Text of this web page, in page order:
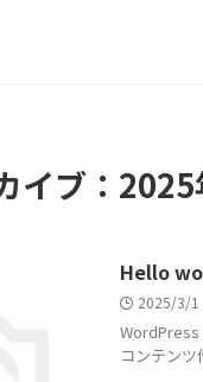
イブ：2025
Hello
2025/3/1
WordPress
コンテンツ